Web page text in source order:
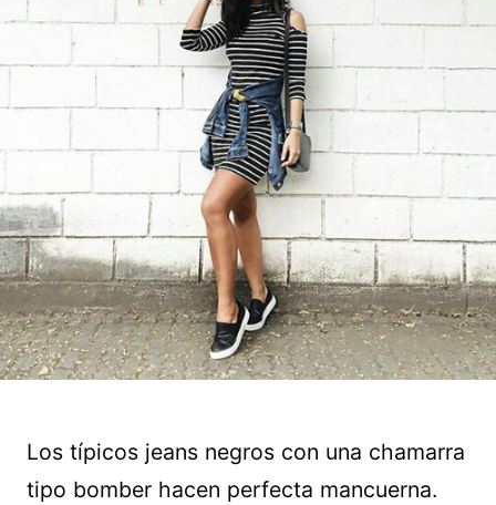
Los típicos jeans negros con una chamarra
tipo bomber hacen perfecta mancuerna.